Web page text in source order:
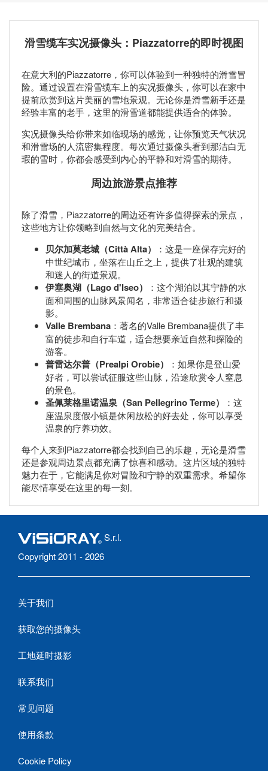
滑雪缆车实况摄像头：Piazzatorre的即时视图
在意大利的Piazzatorre，你可以体验到一种独特的滑雪冒
险。通过设置在滑雪缆车上的实况摄像头，你可以在家中
提前欣赏到这片美丽的雪地景观。无论你是滑雪新手还是
经验丰富的老手，这里的滑雪道都能提供适合的体验。
实况摄像头给你带来如临现场的感觉，让你预览天气状况
和滑雪场的人流密集程度。每次通过摄像头看到那洁白无
瑕的雪时，你都会感受到内心的平静和对滑雪的期待。
周边旅游景点推荐
除了滑雪，Piazzatorre的周边还有许多值得探索的景点，
这些地方让你领略到自然与文化的完美结合。
贝尔加莫老城（Città Alta）
：这是一座保存完好的
中世纪城市，坐落在山丘之上，提供了壮观的建筑
和迷人的街道景观。
伊塞奥湖（Lago d'Iseo）
：这个湖泊以其宁静的水
面和周围的山脉风景闻名，非常适合徒步旅行和摄
影。
Valle Brembana ：著名的Valle Brembana提供了丰
富的徒步和自行车道，适合想要亲近自然和探险的
游客。
普雷达尔普（Prealpi Orobie）
：如果你是登山爱
好者，可以尝试征服这些山脉，沿途欣赏令人窒息
的景色。
圣佩莱格里诺温泉（San Pellegrino Terme）
：这
座温泉度假小镇是休闲放松的好去处，你可以享受
温泉的疗养功效。
每个人来到Piazzatorre都会找到自己的乐趣，无论是滑雪
还是参观周边景点都充满了惊喜和感动。这片区域的独特
魅力在于，它能满足你对冒险和宁静的双重需求。希望你
能尽情享受在这里的每一刻。
S.r.l.
Copyright 2011 - 2026
关于我们
获取您的摄像头
工地延时摄影
联系我们
常见问题
使用条款
Cookie Policy